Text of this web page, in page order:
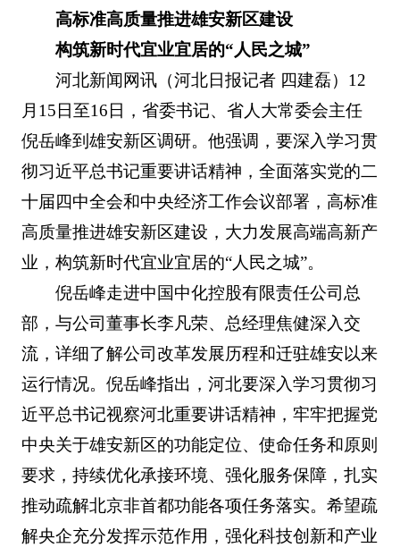
高标准高质量推进雄安新区建设
构筑新时代宜业宜居的“人民之城”
河北新闻网讯（河北日报记者 四建磊）12
月15日至16日，省委书记、省人大常委会主任
倪岳峰到雄安新区调研。他强调，要深入学习贯
彻习近平总书记重要讲话精神，全面落实党的二
十届四中全会和中央经济工作会议部署，高标准
高质量推进雄安新区建设，大力发展高端高新产
业，构筑新时代宜业宜居的“人民之城”。
倪岳峰走进中国中化控股有限责任公司总
部，与公司董事长李凡荣、总经理焦健深入交
流，详细了解公司改革发展历程和迁驻雄安以来
运行情况。倪岳峰指出，河北要深入学习贯彻习
近平总书记视察河北重要讲话精神，牢牢把握党
中央关于雄安新区的功能定位、使命任务和原则
要求，持续优化承接环境、强化服务保障，扎实
推动疏解北京非首都功能各项任务落实。希望疏
解央企充分发挥示范作用，强化科技创新和产业